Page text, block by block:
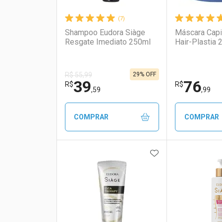
(7)
Shampoo Eudora Siàge
Resgate Imediato 250ml
R$ 55,99
R$39,59
29% OFF
COMPRAR
Laboratório
Por Menos
Máscara
Hair-Plastia
R$76,99
COMPRAR
Por
ADICIONAR AOS